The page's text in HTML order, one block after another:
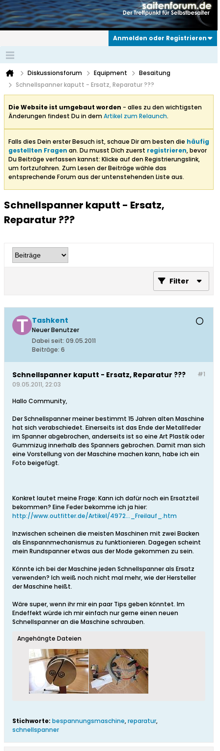
Anmelden oder Registrieren
Diskussionsforum Equipment
Besaitung
Schnellspanner kaputt - Ersatz, Reparatur ???
Die Website ist umgebaut worden - alles zu den wichtigsten
Änderungen findest Du in demArtikel zum Relaunch.
Falls dies Dein erster Besuch ist, schaue Dir am besten die häufig
gestellten Fragen an. Du musst Dich zuerst registrieren, bevor
Du Beiträge verfassen kannst: Klicke auf den Registrierungslink,
um fortzufahren. Zum Lesen der Beiträge wähle das
entsprechende Forum aus der untenstehenden Liste aus.
Schnellspanner kaputt - Ersatz,
Reparatur ???
Filter
Tashkent
Neuer Benutzer
Dabei seit: 09.05.2011
Beiträge: 6
#1
Schnellspanner kaputt - Ersatz, Reparatur ???
09.05.2011, 22:03
Hallo Community,
Der Schnellspanner meiner bestimmt 15 Jahren alten Maschine
hat sich verabschiedet. Einerseits ist das Ende der Metallfeder
im Spanner abgebrochen, anderseits ist so eine Art Plastik oder
Gummizug innerhalb des Spanners gebrochen. Damit man sich
eine Vorstellung von der Maschine machen kann, habe ich ein
Foto beigefügt.
Konkret lautet meine Frage: Kann ich dafür noch ein Ersatzteil
bekommen? Eine Feder bekomme ich ja hier:
http://www.outfitter.de/Artikel/4972..._Freilauf_.htm
Inzwischen scheinen die meisten Maschinen mit zwei Backen
als Einspannmechanismus zu funktionieren. Dagegen scheint
mein Rundspanner etwas aus der Mode gekommen zu sein.
Könnte ich bei der Maschine jeden Schnellspanner als Ersatz
verwenden? Ich weiß noch nicht mal mehr, wie der Hersteller
der Maschine heißt.
Wäre super, wenn ihr mir ein paar Tips geben könntet. Im
Endeffekt würde ich mir einfach nur gerne einen neuen
Schnellspanner an die Maschine schrauben.
Angehängte Dateien
Stichworte: bespannungsmaschine,reparatur,
schnellspanner